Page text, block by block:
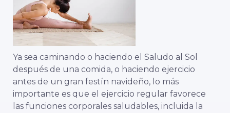
Ya sea caminando o haciendo el Saludo al Sol
después de una comida, o haciendo ejercicio
antes de un gran festín navideño, lo más
importante es que el ejercicio regular favorece
las funciones corporales saludables, incluida la